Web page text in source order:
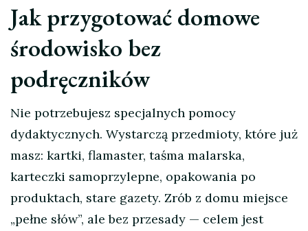
Jak przygotować domowe
środowisko bez
podręczników
Nie potrzebujesz specjalnych pomocy
dydaktycznych. Wystarczą przedmioty, które już
masz: kartki, flamaster, taśma malarska,
karteczki samoprzylepne, opakowania po
produktach, stare gazety. Zrób z domu miejsce
„pełne słów”, ale bez przesady — celem jest